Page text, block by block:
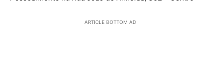
ARTICLE BOTTOM AD